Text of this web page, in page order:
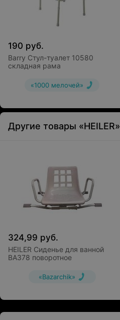
190 руб.
Barry Стул-туалет 10580
складная рама
«1000 мелочей»
Другие товары «HEILER»
324,99 руб.
HEILER Сиденье для ванной
BA378 поворотное
«Bazarchik»